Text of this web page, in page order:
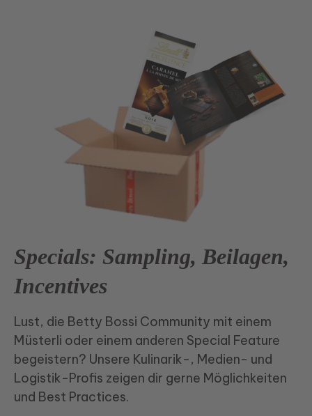
Specials: Sampling, Beilagen,
Incentives
Lust, die Betty Bossi Community mit einem
Müsterli oder einem anderen Special Feature
begeistern? Unsere Kulinarik-, Medien- und
Logistik-Profis zeigen dir gerne Möglichkeiten
und Best Practices.